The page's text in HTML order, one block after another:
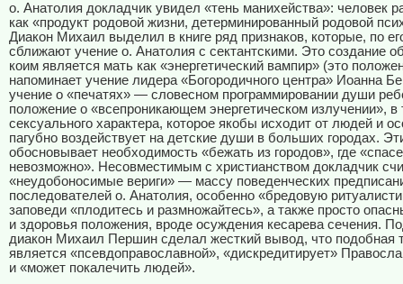
о. Анатолия докладчик увидел «тень манихейства»: человек
как «продукт родовой жизни, детерминированный родовой
Диакон Михаил выделил в книге ряд признаков, которые, по
сближают учение о. Анатолия с сектантскими. Это создание
коим является мать как «энергетический вампир» (это
напоминает учение лидера «Богородичного центра» Иоанна
учение о «печатях» — словесном программировании души
положение о «всепроникающем энергетическом излучении», в
сексуального характера, которое якобы исходит от людей и
пагубно воздействует на детские души в больших городах.
обосновывает необходимость «бежать из городов», где
невозможно». Несовместимым с христианством докладчик
«неудобоносимые вериги» — массу поведенческих
последователей о. Анатолия, особенно «бредовую
заповеди «плодитесь и размножайтесь», а также просто
и здоровья положения, вроде осуждения кесарева сечения.
диакон Михаил Першин сделал жесткий вывод, что подобная
является «псевдоправославной», «дискредитирует»
и «может покалечить людей».